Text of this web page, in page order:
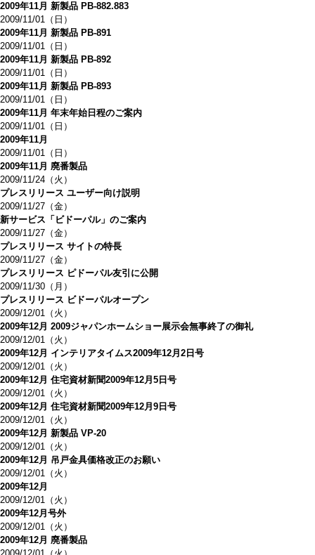
2009年11月 新製品 PB-882.883
2009/11/01（日）
2009年11月 新製品 PB-891
2009/11/01（日）
2009年11月 新製品 PB-892
2009/11/01（日）
2009年11月 新製品 PB-893
2009/11/01（日）
2009年11月 年末年始日程のご案内
2009/11/01（日）
2009年11月
2009/11/01（日）
2009年11月 廃番製品
2009/11/24（火）
プレスリリース ユーザー向け説明
2009/11/27（金）
新サービス「ビドーパル」のご案内
2009/11/27（金）
プレスリリース サイトの特長
2009/11/27（金）
プレスリリース ピドーパル友引に公開
2009/11/30（月）
プレスリリース ビドーパルオープン
2009/12/01（火）
2009年12月 2009ジャパンホームショー展示会無事終了の御礼
2009/12/01（火）
2009年12月 インテリアタイムス2009年12月2日号
2009/12/01（火）
2009年12月 住宅資材新聞2009年12月5日号
2009/12/01（火）
2009年12月 住宅資材新聞2009年12月9日号
2009/12/01（火）
2009年12月 新製品 VP-20
2009/12/01（火）
2009年12月 吊戸金具価格改正のお願い
2009/12/01（火）
2009年12月
2009/12/01（火）
2009年12月号外
2009/12/01（火）
2009年12月 廃番製品